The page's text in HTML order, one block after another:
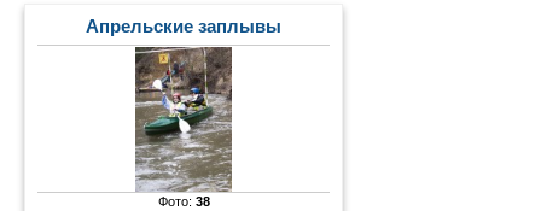
Апрельские заплывы
Фото: 38